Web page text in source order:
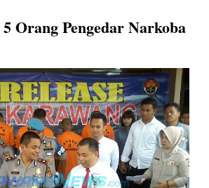
Orang Pengedar Narkoba